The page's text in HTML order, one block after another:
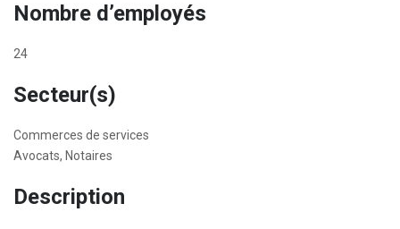
Nombre d’employés
24
Secteur(s)
Commerces de services
Avocats, Notaires
Description